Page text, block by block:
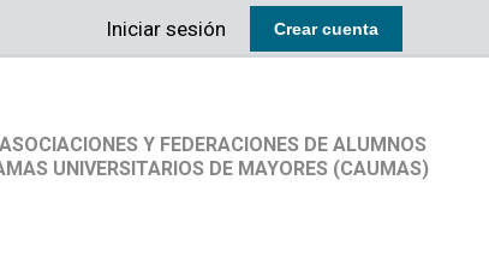
Iniciar sesión Crear cuenta
Y FEDERACIONES DE ALUMNOS
UNIVERSITARIOS DE MAYORES (CAUMAS)